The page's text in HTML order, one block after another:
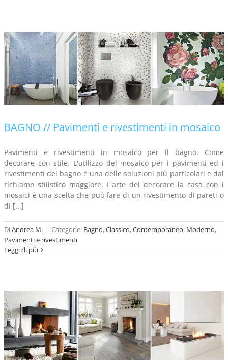
BAGNO // Pavimenti e rivestimenti in mosaico
Pavimenti e rivestimenti in mosaico per il bagno. Come
decorare con stile. L'utilizzo del mosaico per i pavimenti ed i
rivestimenti del bagno è una delle soluzioni più particolari e dal
richiamo stilistico maggiore. L'arte del decorare la casa con i
mosaici è una scelta che può fare di un rivestimento di pareti o
di [...]
DiAndrea M. | Categorie: Bagno,Classico,Contemporaneo, Moderno,
Pavimenti e rivestimenti
Leggi di più